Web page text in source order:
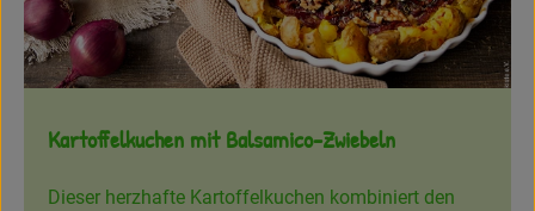
Frisches
Angebote
Haltbares
Getränke
Kartoffelkuchen mit Balsamico-Zwiebeln
Dieser herzhafte Kartoffelkuchen kombiniert den